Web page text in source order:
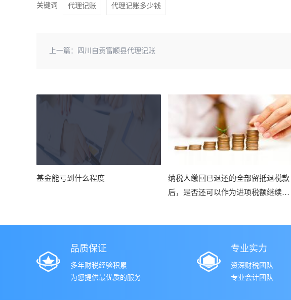
关键词 代理记账 代理记账多少钱
上一篇： 四川自贡富顺县代理记账
基金能亏到什么程度
纳税人缴回已退还的全部留抵退税款
后，是否还可以作为进项税额继续抵
品质保证
多年财税经验积累
为您提供最优质的服务
专业实力
资深财税团队
专业会计团队